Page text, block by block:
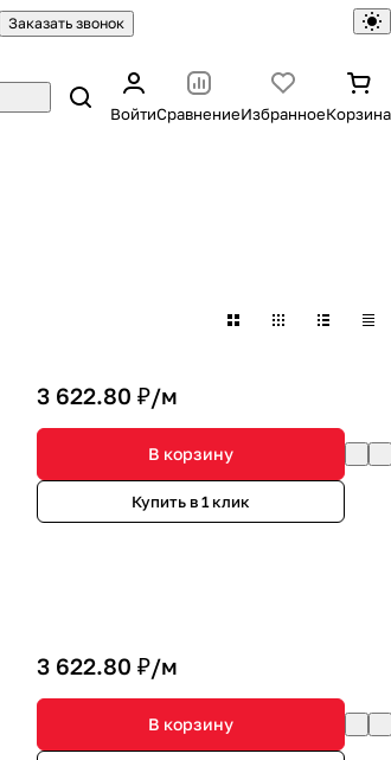
Заказать звонок
ВойтиСравнениеИзбранноеКорзина
3 622.80 ₽/м
В корзину
Купить в 1 клик
3 622.80 ₽/м
В корзину